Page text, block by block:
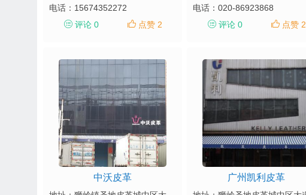
电话： 15674352272
评论 0
点赞 2
电话： 020-86923868
评论 0
点赞 2
中沃皮革 广州凯利皮革